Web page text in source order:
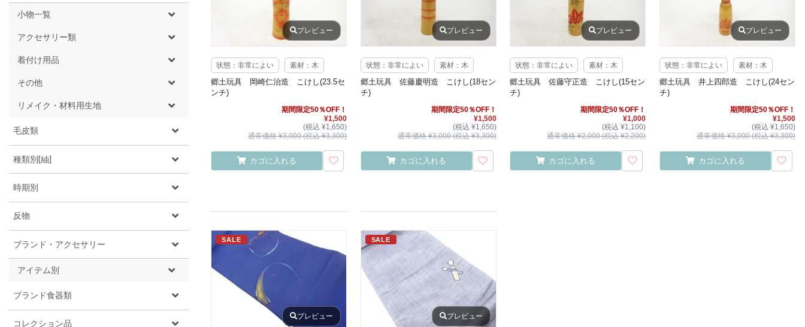
小物一覧
アクセサリー類
着付け用品
その他
リメイク・材料用生地
毛皮類
種類別[紬]
時期別
反物
ブランド・アクセサリー
アイテム別
ブランド食器類
コレクション品
プレビュー
状態：非常によい 素材：木
郷土玩具 岡崎仁治造 こけし(23.5セ
ンチ)
期間限定50％OFF！
¥1,500
(税込 ¥1,650)
通常価格 ¥3,000 (税込 ¥3,300)
カゴに入れる
プレビュー
状態：非常によい 素材：木
郷土玩具 佐藤慶明造 こけし(18セン
チ)
期間限定50％OFF！
¥1,500
(税込 ¥1,650)
通常価格 ¥3,000 (税込 ¥3,300)
カゴに入れる
プレビュー
状態：非常によい 素材：木
郷土玩具 佐藤守正造 こけし(15セン
チ)
期間限定50％OFF！
¥1,000
(税込 ¥1,100)
通常価格 ¥2,000 (税込 ¥2,200)
カゴに入れる
プレビュー
状態：非常によい 素材：木
郷土玩具 井上四郎造 こけし(24セン
チ)
期間限定50％OFF！
¥1,500
(税込 ¥1,650)
通常価格 ¥3,000 (税込 ¥3,300)
カゴに入れる
SALE
プレビュー
SALE
プレビュー